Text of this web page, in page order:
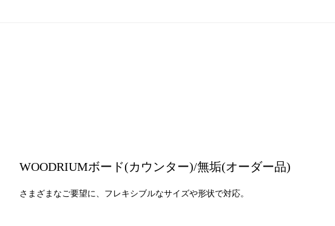
WOODRIUMボード(カウンター)/無垢(オーダー品)
さまざまなご要望に、フレキシブルなサイズや形状で対応。